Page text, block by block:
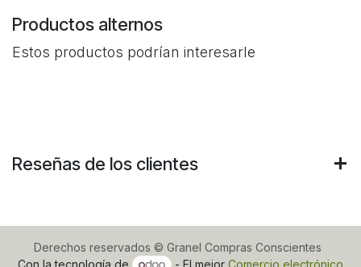
Productos alternos
Estos productos podrían interesarle
Reseñas de los clientes
Derechos reservados © Granel Compras Conscientes
Con la tecnología de
- El mejor Comercio electrónico